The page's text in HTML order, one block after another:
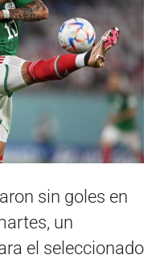
sin goles en
un
el seleccionado